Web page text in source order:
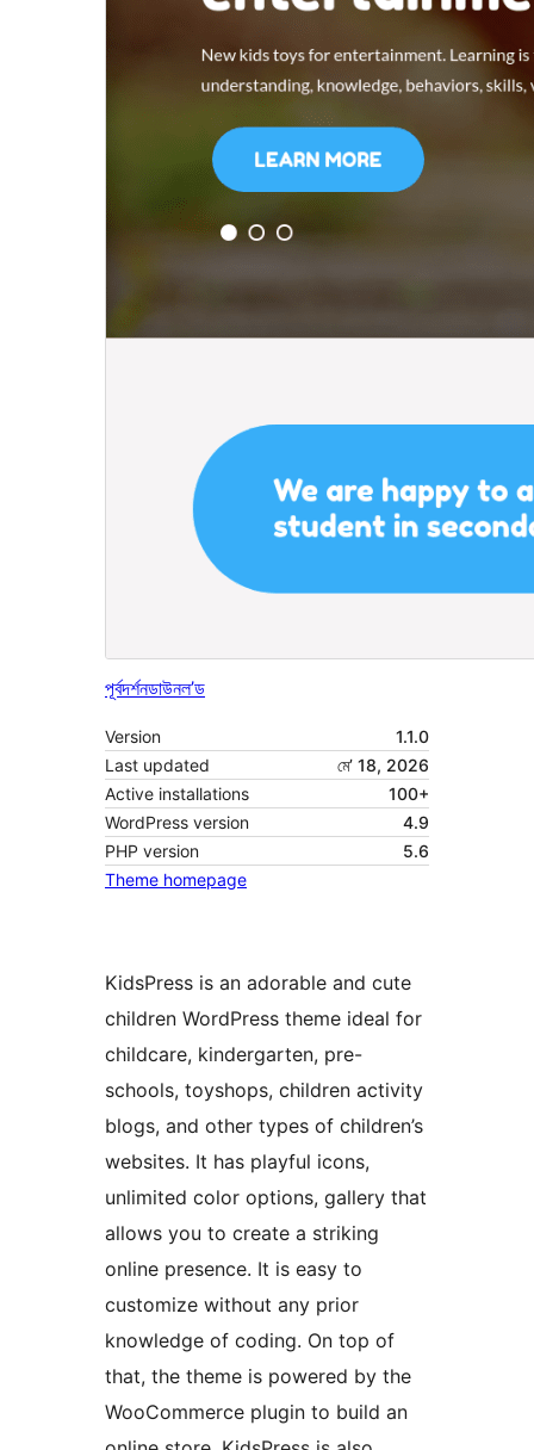
পূৰ্বদৰ্শনডাউনল’ড
Version
1.1.0
Last updated
মে’ 18, 2026
Active installations
100+
WordPress version
4.9
PHP version
5.6
Theme homepage
KidsPress is an adorable and cute
children WordPress theme ideal for
childcare, kindergarten, pre-
schools, toyshops, children activity
blogs, and other types of children’s
websites. It has playful icons,
unlimited color options, gallery that
allows you to create a striking
online presence. It is easy to
customize without any prior
knowledge of coding. On top of
that, the theme is powered by the
WooCommerce plugin to build an